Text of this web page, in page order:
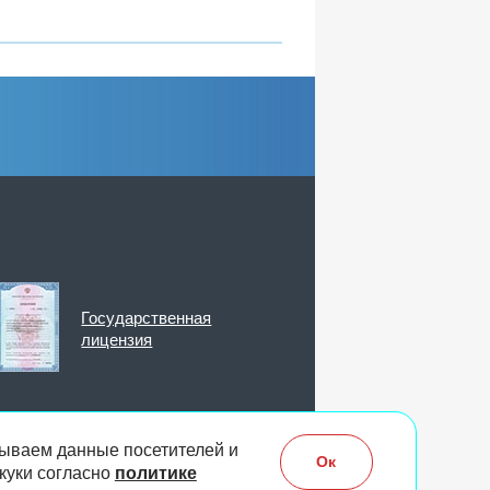
Государственная
лицензия
данные посетителей и
согласно политике
Ок